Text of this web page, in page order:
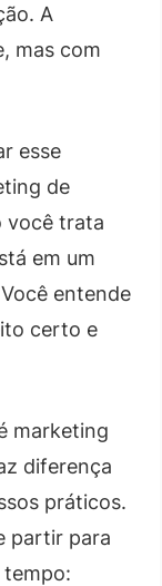
A
mas com
esse
de
você trata
em um
entende
certo e
marketing
diferença
práticos.
partir para
tempo: